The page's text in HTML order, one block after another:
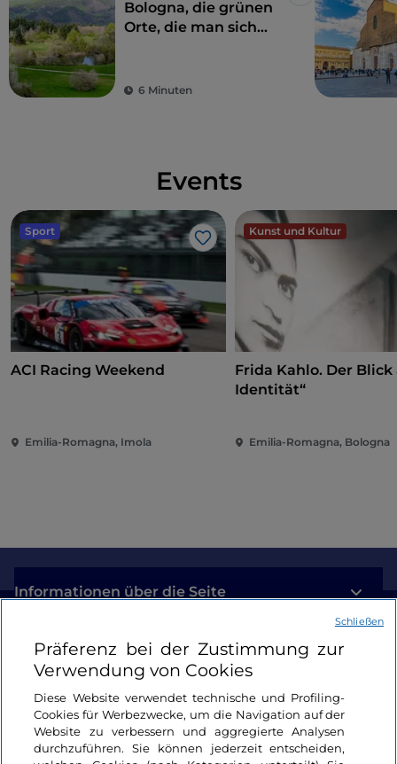
Bologna, die grünen
Orte, die man sich
6 Minuten
Events
Sport
Like
ACI Racing Weekend
Emilia-Romagna, Imola
Kunst und Kultur
Frida Kahlo. Der Blick
Identität“
Emilia-Romagna, Bologna
Informationen über die Seite
Nützliche Links
Login
Bleiben wir in Kontakt
Präferenz bei der Zustimmung zur
Verwendung von Cookies
Diese Website verwendet technische und Profiling-
Cookies für Werbezwecke, um die Navigation auf der
Website zu verbessern und aggregierte Analysen
durchzuführen. Sie können jederzeit entscheiden,
Schließen